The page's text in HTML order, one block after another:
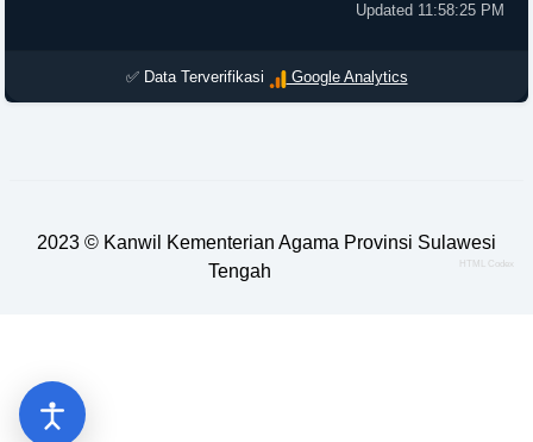
Updated 11:58:25 PM
✅ Data Terverifikasi Google Analytics
2023 © Kanwil Kementerian Agama Provinsi Sulawesi
Tengah
HTML Codex